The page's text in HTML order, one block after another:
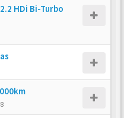
HDi Bi-Turbo